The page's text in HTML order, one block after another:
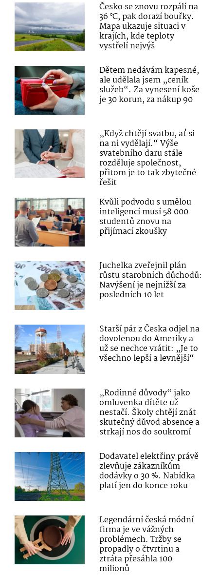
Česko se znovu rozpálí na
36 °C, pak dorazí bouřky.
Mapa ukazuje situaci v
krajích, kde teploty
vystřelí nejvýš
Dětem nedávám kapesné,
ale udělala jsem „ceník
služeb“. Za vynesení koše
je 30 korun, za nákup 90
„Když chtějí svatbu, ať si
na ni vydělají.“ Výše
svatebního daru stále
rozděluje společnost,
přitom je to tak zbytečné
řešit
Kvůli podvodu s umělou
inteligencí musí 58 000
studentů znovu na
přijímací zkoušky
Juchelka zveřejnil plán
růstu starobních důchodů:
Navýšení je nejnižší za
posledních 10 let
Starší pár z Česka odjel na
dovolenou do Ameriky a
už se nechce vrátit: „Je to
všechno lepší a levnější“
„Rodinné důvody“ jako
omluvenka dítěte už
nestačí. Školy chtějí znát
skutečný důvod absence a
strkají nos do soukromí
Dodavatel elektřiny právě
zlevňuje zákazníkům
dodávky o 30 %. Nabídka
platí jen do konce roku
Legendární česká módní
firma je ve vážných
problémech. Tržby se
propadly o čtvrtinu a
ztráta přesáhla 100
milionů